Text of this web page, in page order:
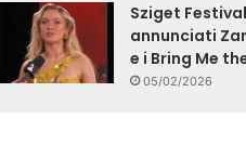
Sziget
annunciati
e i Bring Me
05/02/2026